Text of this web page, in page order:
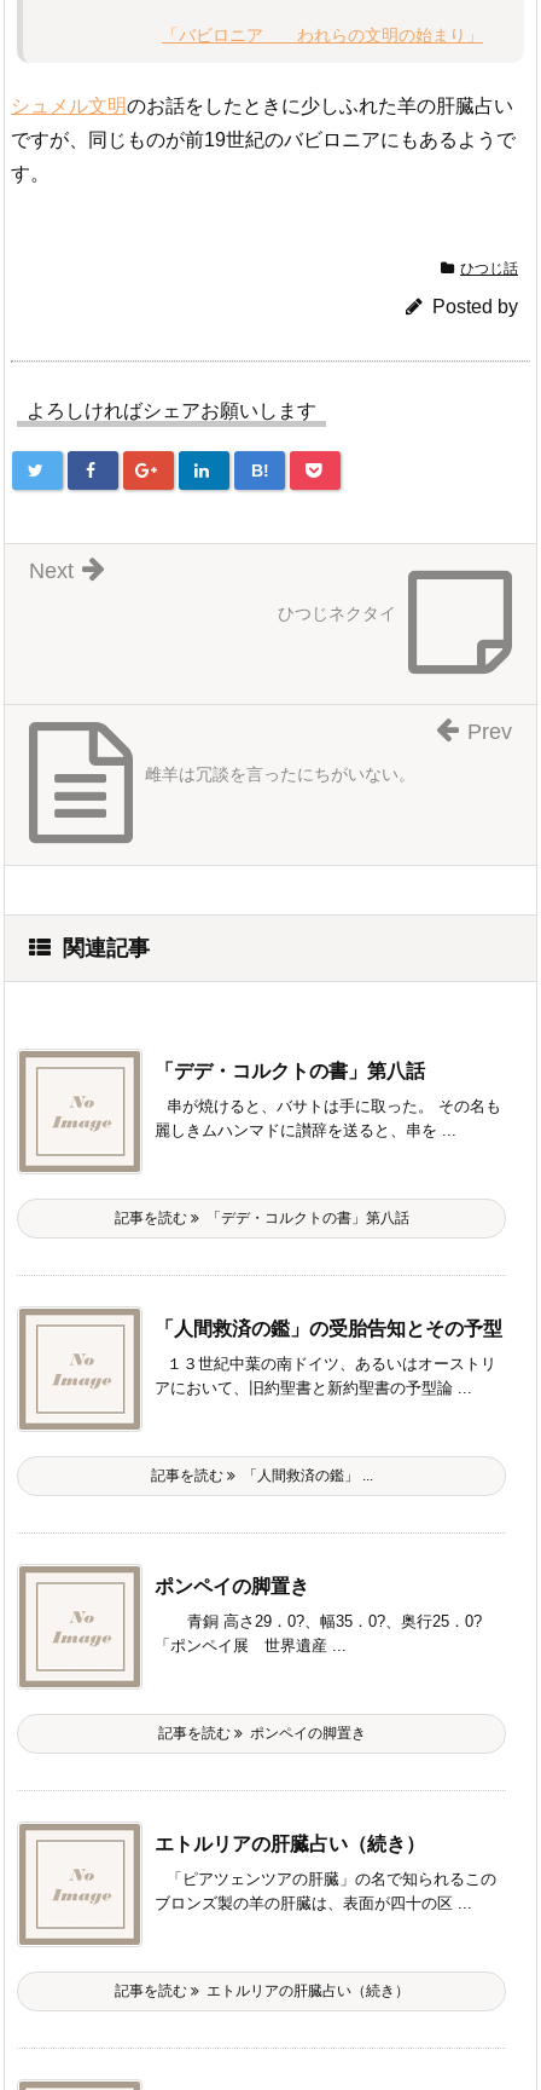
「バビロニア われらの文明の始まり」
シュメル文明のお話をしたときに少しふれた羊の肝臓占い
ですが、同じものが前19世紀のバビロニアにもあるようで
す。
ひつじ話
Posted by
よろしければシェアお願いします
B!
ひつじネクタイ
Next
雌羊は冗談を言ったにちがいない。
Prev
関連記事
「デデ・コルクトの書」第八話
串が焼けると、バサトは手に取った。 その名も
麗しきムハンマドに讃辞を送ると、串を ...
記事を読む 「デデ・コルクトの書」第八話
「人間救済の鑑」の受胎告知とその予型
１３世紀中葉の南ドイツ、あるいはオーストリ
アにおいて、旧約聖書と新約聖書の予型論 ...
記事を読む 「人間救済の鑑」 ...
ポンペイの脚置き
青銅 高さ29．0?、幅35．0?、奥行25．0?
「ポンペイ展 世界遺産 ...
記事を読む ポンペイの脚置き
エトルリアの肝臓占い（続き）
「ピアツェンツアの肝臓」の名で知られるこの
ブロンズ製の羊の肝臓は、表面が四十の区 ...
記事を読む エトルリアの肝臓占い（続き）